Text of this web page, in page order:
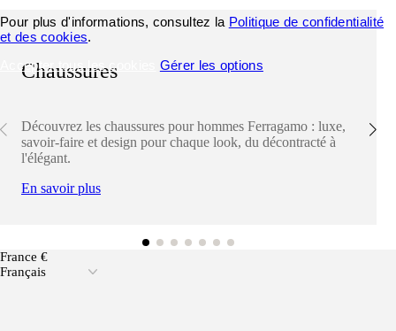
Chaussures
Découvrez les chaussures pour hommes Ferragamo : luxe,
savoir-faire et design pour chaque look, du décontracté à
l'élégant.
En savoir plus
France €
Français
Pour plus d'informations, consultez la Politique de confidentialité
et des cookies.
Accepter tous les cookies
Gérer les options